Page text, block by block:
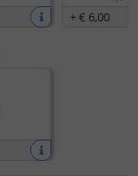
+€ 6,00